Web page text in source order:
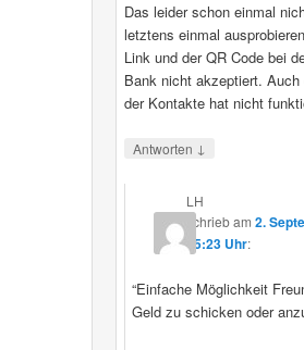
Das leider schon einmal
letztens einmal
Link und der QR Code bei
Bank nicht akzeptiert.
der Kontakte hat nicht
Antworten ↓
LH
schriebam2.
15:23 Uhr:
“Einfache Möglichkeit
Geld zu schicken oder